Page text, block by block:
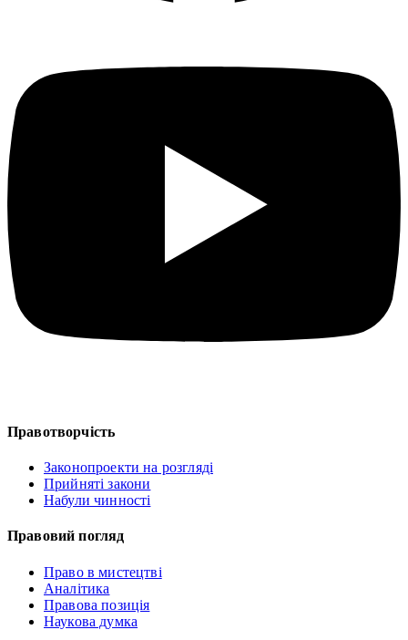
Правотворчість
Законопроекти на розгляді
Прийняті закони
Набули чинності
Правовий погляд
Право в мистецтві
Аналітика
Правова позиція
Наукова думка